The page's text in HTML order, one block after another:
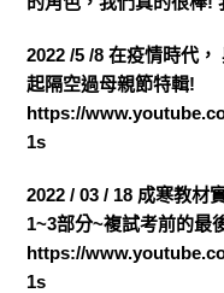
2022 /5 /8 在疫情時代
起隔空過母親節特輯!
https://
1s
2022 / 03 / 18 成寒教材
1~3部分~複試考前的最
https://
1s